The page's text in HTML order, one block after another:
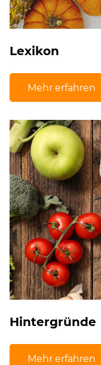
Lexikon
Mehr erfahren
Hintergründe
Mehr erfahren